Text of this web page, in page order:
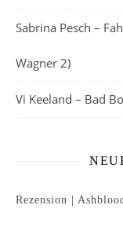
Sabrina Pesch –
Wagner 2)
Vi Keeland – Bad
Rezension |